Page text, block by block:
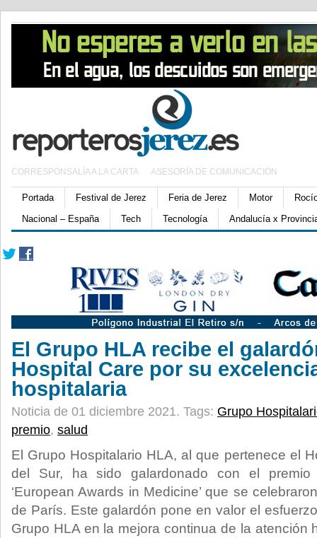
CORRESPONSALÍA A LA CARTA ASESORÍA DE COMUNICACIÓN
Portada Festival de Jerez Feria de Jerez Motor
Nacional – España
Tech Tecnología Andalucía x
El Grupo HLA recibe el
Hospital Care por su
hospitalaria
Noticia de 01 diciembre 2021. Tags: Grupo
premio, salud
El Grupo Hospitalario HLA, al que pertenece el
del Sur, ha sido galardonado con el premio
‘European Awards in Medicine’ que se
de París. Este galardón pone en valor el
Grupo HLA en la mejora continua de la atención